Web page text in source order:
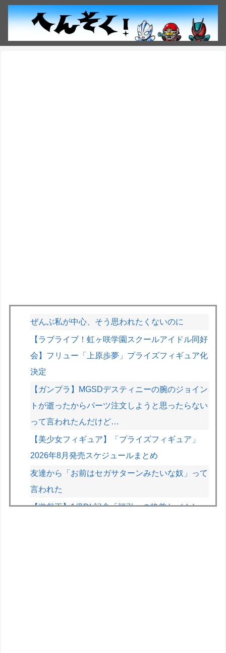
ぜんぶ私が中心、そう思われたくないのに
【ラブライブ！虹ヶ咲学園スクールアイドル同好
会】フリュー「上原歩夢」プライズフィギュア化
決定
【ガンプラ】MGSDデスティニーの腕のジョイン
トが逝ったからパーツ注文しようと思ったらない
って言われたんだけど…
【美少女フィギュア】「プライズフィギュア」
2026年8月発売スケジュールまとめ
友達から「お前はセガサターンみたいな奴」って
言われた
【遊戯王】1億DL記念「福引」の格差ヤバくな